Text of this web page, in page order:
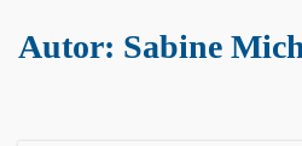
Autor: Sabine